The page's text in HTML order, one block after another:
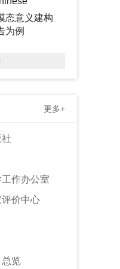
态意义建构
例
更多+
社
作办公室
价中心
总览